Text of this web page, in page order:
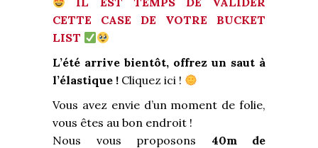
CETTE CASE DE VOTRE BUCKET
LIST
L’été arrive bientôt, offrez un saut à
l’élastique ! Cliquez ici !
Vous avez envie d’un moment de folie,
vous êtes au bon endroit !
Nous vous proposons 40m de